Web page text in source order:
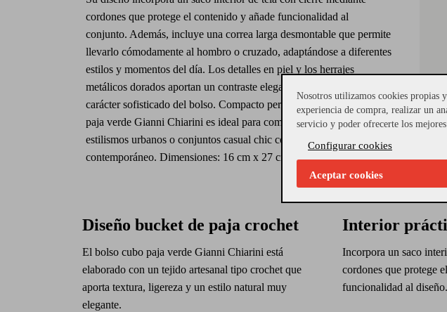
cordones que protege el contenido y añade funcionalidad al
conjunto. Además, incluye una correa larga desmontable que permite
llevarlo cómodamente al hombro o cruzado, adaptándose a diferentes
estilos y momentos del día. Los detalles en piel y los herrajes
metálicos dorados aportan un contraste elegante que realza el
carácter sofisticado del bolso. Compacto pero práctico, el bolso cubo
paja verde Gianni Chiarini es ideal para completar looks veraniegos,
estilismos urbanos o conjuntos casual chic con un toque natural y
contemporáneo. Dimensiones: 16 cm x 27 cm x 16 cm
Diseño bucket de paja crochet
El bolso cubo paja verde Gianni Chiarini está
elaborado con un tejido artesanal tipo crochet que
aporta textura, ligereza y un estilo natural muy
elegante.
Interior
Incorpora un saco
cordones que protege
funcionalidad al diseño.
Nosotros utilizamos cookies propias
experiencia de compra, realizar un
servicio y poder ofrecerte los
Configurar cookies
Aceptar cookies